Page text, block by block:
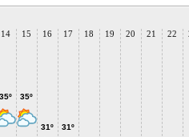
14
35º
15
35º
16
31º
17
31º
18 19 20 21 22